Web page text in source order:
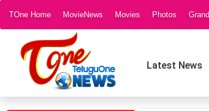
TOne Home MovieNews Movies Photos
Latest News